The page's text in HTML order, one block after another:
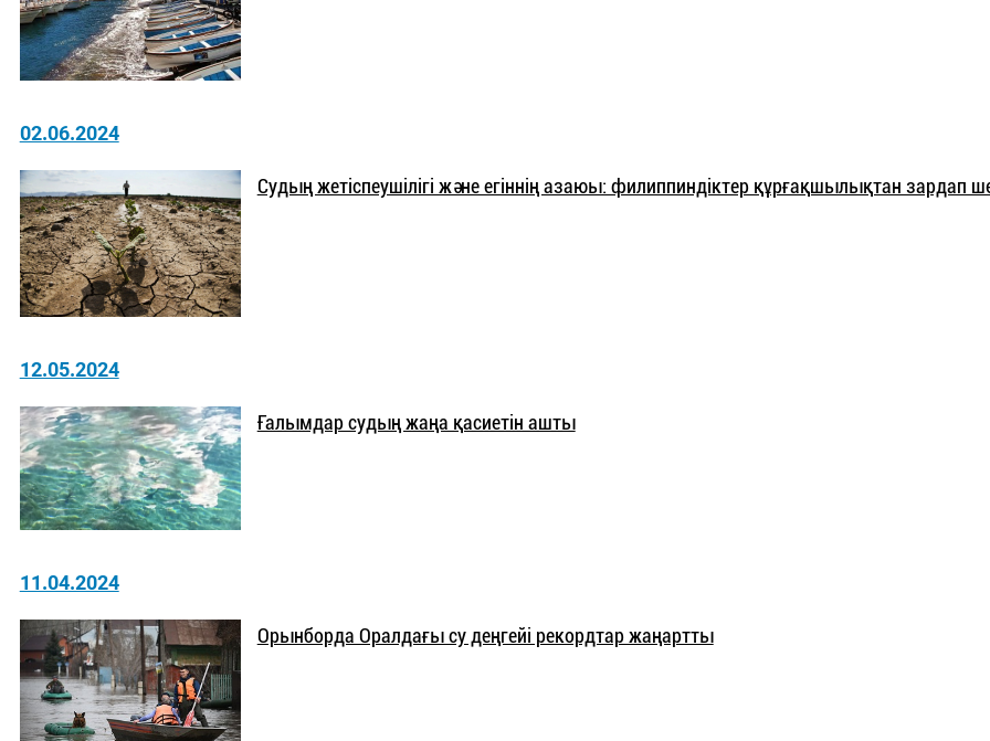
02.06.2024
Судың жетіспеушілігі және егіннің азаюы: филиппиндіктер құрғақшылықтан зардап
12.05.2024
Ғалымдар судың жаңа қасиетін ашты
11.04.2024
Орынборда Оралдағы су деңгейі рекордтар жаңартты